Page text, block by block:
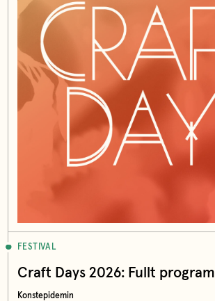
FESTIVAL
Craft Days 2026: Fullt program
Konstepidemin